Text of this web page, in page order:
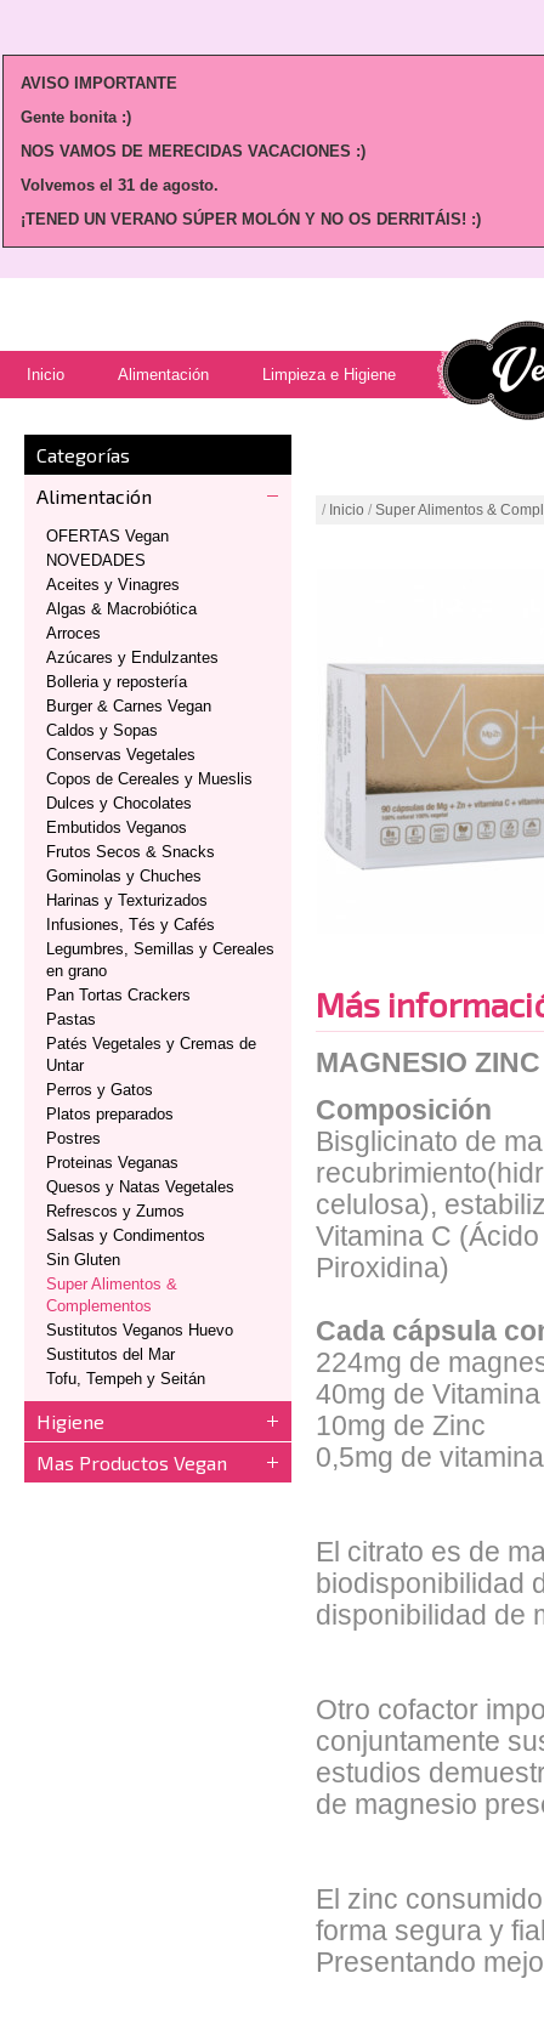
AVISO IMPORTANTE
Gente bonita :)
NOS VAMOS DE MERECIDAS VACACIONES :)
Volvemos el 31 de agosto.
¡TENED UN VERANO SÚPER MOLÓN Y NO OS DERRITÁIS! :)
Inicio Alimentación Limpieza e Higiene
Categorías
Alimentación
OFERTAS Vegan
NOVEDADES
Aceites y Vinagres
Algas & Macrobiótica
Arroces
Azúcares y Endulzantes
Bolleria y repostería
Burger & Carnes Vegan
Caldos y Sopas
Conservas Vegetales
Copos de Cereales y Mueslis
Dulces y Chocolates
Embutidos Veganos
Frutos Secos & Snacks
Gominolas y Chuches
Harinas y Texturizados
Infusiones, Tés y Cafés
Legumbres, Semillas y Cereales
en grano
Pan Tortas Crackers
Pastas
Patés Vegetales y Cremas de
Untar
Perros y Gatos
Platos preparados
Postres
Proteinas Veganas
Quesos y Natas Vegetales
Refrescos y Zumos
Salsas y Condimentos
Sin Gluten
Super Alimentos &
Complementos
Sustitutos Veganos Huevo
Sustitutos del Mar
Tofu, Tempeh y Seitán
Higiene
Mas Productos Vegan
/ Inicio / Super Alimentos &
Más
MAGNESIO
Composición
Bisglicinato de
celulosa),
Vitamina C
Piroxidina)
Cada cápsula
224mg de
40mg de
10mg de Zinc
0,5mg de
El citrato es de
biodisponibilidad
disponibilidad de
Otro cofactor
conjuntamente
estudios
de magnesio
El zinc
forma segura y
Presentando